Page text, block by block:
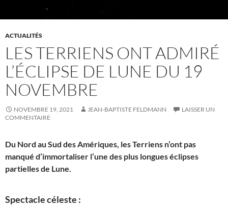
ACTUALITÉS
LES TERRIENS ONT ADMIRÉ
L’ÉCLIPSE DE LUNE DU 19
NOVEMBRE
NOVEMBRE 19, 2021 JEAN-BAPTISTE FELDMANN
LAISSER UN
COMMENTAIRE
Du Nord au Sud des Amériques, les Terriens n’ont pas
manqué d’immortaliser l’une des plus longues éclipses
partielles de Lune.
Spectacle céleste :